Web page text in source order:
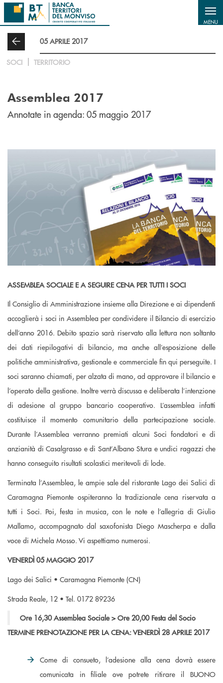
Salta al contenuto principale
MENU
05 APRILE 2017
SOCI TERRITORIO
Assemblea 2017
Annotate in agenda: 05 maggio 2017
ASSEMBLEA SOCIALE E A SEGUIRE CENA PER TUTTI I SOCI
Il Consiglio di Amministrazione insieme alla Direzione e ai dipendenti
accoglierà i soci in Assemblea per condividere il Bilancio di esercizio
dell’anno 2016. Debito spazio sarà riservato alla lettura non soltanto
dei dati riepilogativi di bilancio, ma anche all’esposizione delle
politiche amministrativa, gestionale e commerciale fin qui perseguite. I
soci saranno chiamati, per alzata di mano, ad approvare il bilancio e
l’operato della gestione. Inoltre verrà discussa e deliberata l’intenzione
di adesione al gruppo bancario cooperativo. L’assemblea infatti
costituisce il momento comunitario della partecipazione sociale.
Durante l’Assemblea verranno premiati alcuni Soci fondatori e di
anzianità di Casalgrasso e di Sant’Albano Stura e undici ragazzi che
hanno conseguito risultati scolastici meritevoli di lode.
Terminata l’Assemblea, le ampie sale del ristorante Lago dei Salici di
Caramagna Piemonte ospiteranno la tradizionale cena riservata a
tutti i Soci. Poi, festa in musica, con le note e l’allegria di Giulio
Mallamo, accompagnato dal saxofonista Diego Mascherpa e dalla
voce di Michela Mosso. Vi aspettiamo numerosi.
VENERDÌ 05 MAGGIO 2017
Lago dei Salici • Caramagna Piemonte (CN)
Strada Reale, 12 • Tel. 0172 89236
Ore 16,30 Assemblea Sociale > Ore 20,00 Festa del Socio
TERMINE PRENOTAZIONE PER LA CENA: VENERDÌ 28 APRILE 2017
Come di consueto, l’adesione alla cena dovrà essere
comunicata in filiale ove potrete ritirare il BUONO